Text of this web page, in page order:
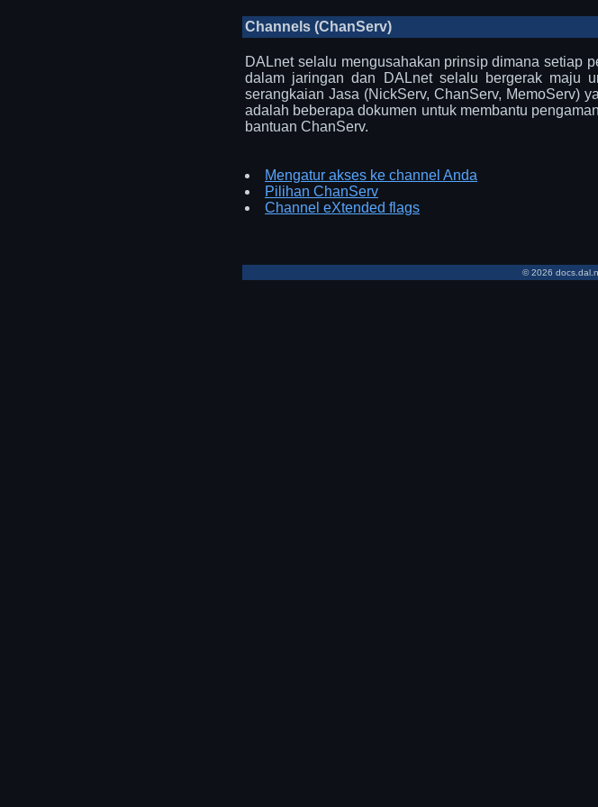
Channels (ChanServ)
DALnet selalu mengusahakan prinsip dimana setiap
dalam jaringan dan DALnet selalu bergerak maju
serangkaian Jasa (NickServ, ChanServ, MemoServ)
adalah beberapa dokumen untuk membantu
bantuan ChanServ.
Mengatur akses ke channel Anda
Pilihan ChanServ
Channel eXtended flags
© 2026